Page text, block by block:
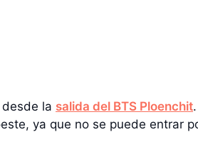
la salida del BTS Ploenchit
ya que no se puede entrar